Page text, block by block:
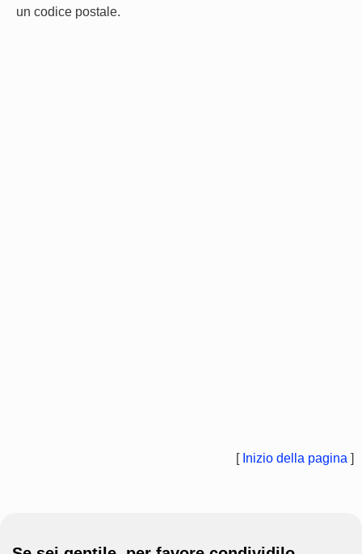
un codice postale.
[ Inizio della pagina ]